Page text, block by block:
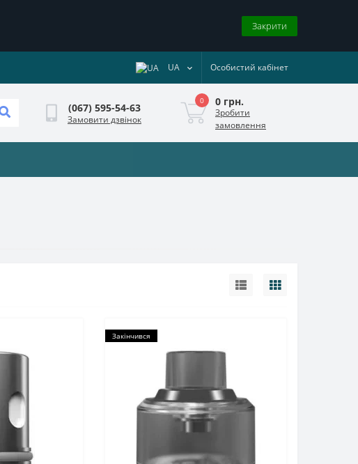
Закрити
UA Особистий кабінет
(067) 595-54-63
Замовити дзвінок
0 0 грн.
Зробити
замовлення
Закінчився